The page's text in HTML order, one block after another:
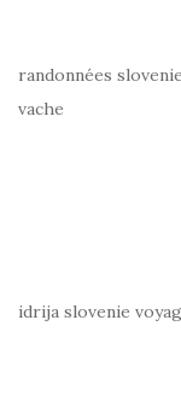
randonnées
vache
idrija slovenie